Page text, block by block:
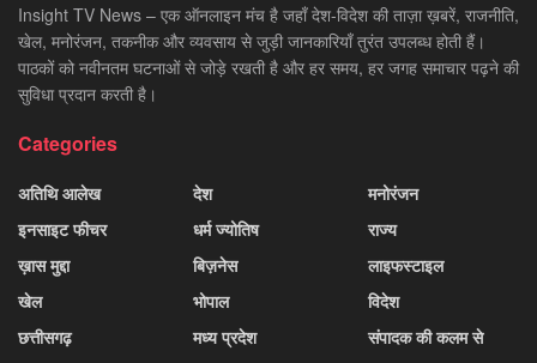
Insight TV News – एक ऑनलाइन मंच है जहाँ देश-विदेश की ताज़ा ख़बरें, राजनीति,
खेल, मनोरंजन, तकनीक और व्यवसाय से जुड़ी जानकारियाँ तुरंत उपलब्ध होती हैं।
पाठकों को नवीनतम घटनाओं से जोड़े रखती है और हर समय, हर जगह समाचार पढ़ने की
सुविधा प्रदान करती है।
Categories
अतिथि आलेख
इनसाइट फीचर
ख़ास मुद्दा
खेल
छत्तीसगढ़
देश
धर्म ज्योतिष
बिज़नेस
भोपाल
मध्य प्रदेश
मनोरंजन
राज्य
लाइफस्टाइल
विदेश
संपादक की कलम से